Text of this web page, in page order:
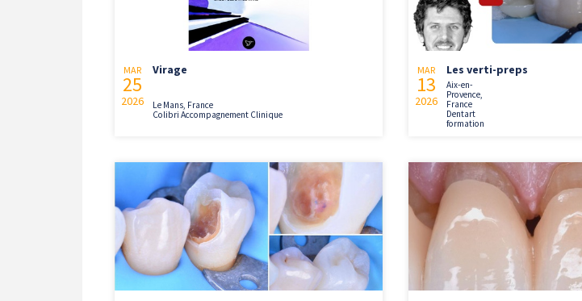
MAR
25
2026
Virage
Le Mans, France
Colibri Accompagnement Clinique
MAR
13
2026
Les verti-preps
Aix-en-
Provence,
France
Dentart
formation